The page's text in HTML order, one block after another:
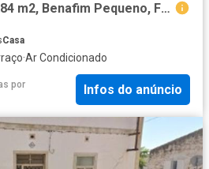
à venda Mansão de 284 m2, Benafim Pequeno, Faro
Casa
·Ar Condicionado
por
Infos do anúncio